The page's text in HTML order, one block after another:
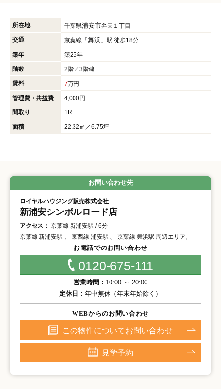
所在地 千葉県浦安市弁天１丁目
交通 京葉線「舞浜 」駅 徒歩18分
築年 築25年
階数 2階／3階建
賃料 7万円
管理費・共益費 4,000円
間取り 1R
面積 22.32㎡／6.75坪
お問い合わせ先
ロイヤルハウジング販売株式会社
新浦安シンボルロード店
アクセス： 京葉線 新浦安駅 / 6分
京葉線 新浦安駅 、 東西線 浦安駅 、 京葉線 舞浜駅 周辺エリア。
お電話でのお問い合わせ
0120-675-111
営業時間： 10:00 ～ 20:00
定休日： 年中無休（年末年始除く）
WEBからのお問い合わせ
この物件についてお問い合わせ
見学予約